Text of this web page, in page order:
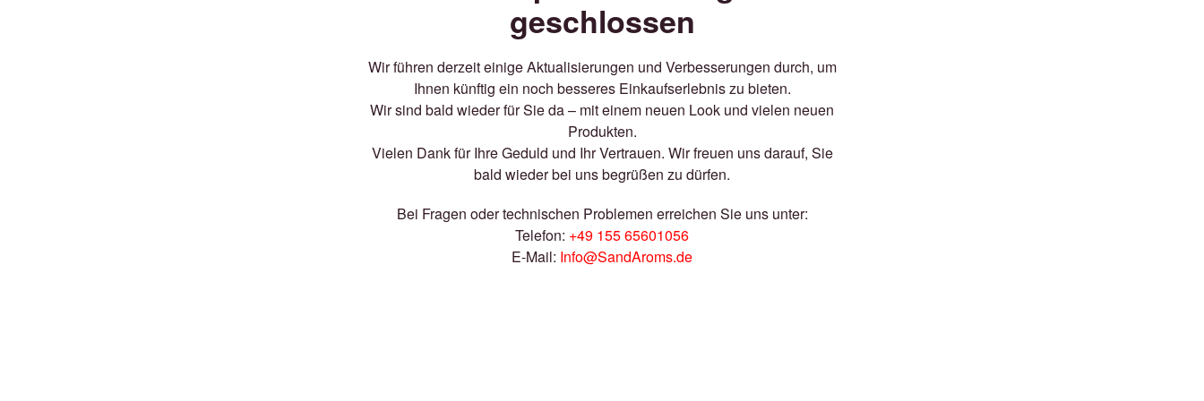
geschlossen
Wir führen derzeit einige Aktualisierungen und Verbesserungen durch, um
Ihnen künftig ein noch besseres Einkaufserlebnis zu bieten.
Wir sind bald wieder für Sie da – mit einem neuen Look und vielen neuen
Produkten.
Vielen Dank für Ihre Geduld und Ihr Vertrauen. Wir freuen uns darauf, Sie
bald wieder bei uns begrüßen zu dürfen.
Bei Fragen oder technischen Problemen erreichen Sie uns unter:
Telefon: +49 155 65601056
E-Mail: Info@SandAroms.de